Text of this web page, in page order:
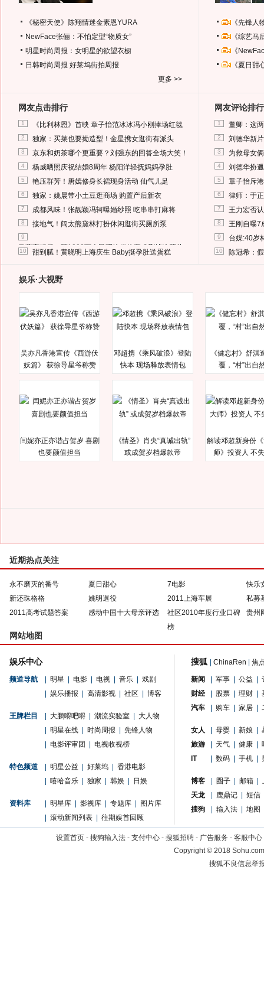
《秘密天使》陈翔情迷金素恩YURA
NewFace张俪：不怕定型“物质女”
明星时尚周报：女明星的欲望衣橱
日韩时尚周报 好莱坞街拍周报
更多 >>
《先锋
《综艺
《
《夏日
网友点击排行
1 《比利林恩》首映 章子怡范冰冰冯小刚捧场红毯
2 独家：买菜也要拗造型！金星携女逛街有派头
3 京东和奶茶哪个更重要？刘强东的回答全场大笑！
4 杨威晒照庆祝结婚8周年 杨阳洋轻抚妈妈孕肚
5 艳压群芳！唐嫣修身长裙现身活动 仙气儿足
6 独家：姚晨带小土豆逛商场 购置产后新衣
7 成都风味！张靓颖冯轲曝婚纱照 吃串串打麻将
8 接地气！阔太熊黛林打扮休闲逛街买厕所泵
9
马蓉离婚后，砸1000万人民币给媒体要求删掉这照片
10 甜到腻！黄晓明上海庆生 Baby挺孕肚送蛋糕
网友评论排行
1 董卿：这
2 刘德华新
3 为救母女
4 刘德华扮
5 章子怡斥
6 律师：于
7 王力宏否
8 王刚自曝7
9 台媒:40岁
10 陈冠希：
娱乐·大视野
吴亦凡香港宣传《西游伏
妖篇》 获徐导星爷称赞
邓超携《乘风破浪》登陆
快本 现场释放表情包
《健忘村》舒淇
覆，“村”出自
闫妮亦正亦谐占贺岁 喜剧
也要颜值担当
《情圣》肖央“真诚出轨”
或成贺岁档爆款帝
解读邓超新身份
师》投资人 不
近期热点关注
永不磨灭的番号 夏日甜心 7电影
快乐
新还珠格格
姚明退役 2011上海车展
私募
2011高考试题答案
感动中国十大母亲评选
社区2010年度行业口碑
榜
贵州
网站地图
娱乐中心
频道导航 明星 电影 电视 音乐
戏剧
娱乐播报 高清影视 社区 博客
王牌栏目 大鹏嘚吧嘚 潮流实验室
大人物
明星在线 时尚周报
先锋人物
电影评审团 电视收视榜
特色频道 明星公益 好莱坞
香港电影
嘻哈音乐 独家 韩娱 日娱
资料库 明星库 影视库 专题库
图片库
滚动新闻列表 往期娱首回顾
搜狐 ChinaRen 焦
新闻 军事 公益
财经
股票 理财
汽车
购车 家居
女人 母婴 新娘
旅游
天气 健康
IT
数码 手机
博客 圈子 邮箱
天龙
鹿鼎记
短信
搜狗
输入法 地图
设置首页 - 搜狗输入法 - 支付中心 - 搜狐招聘 - 广告服务 - 客服中心
Copyright©2018
搜狐不良信息举